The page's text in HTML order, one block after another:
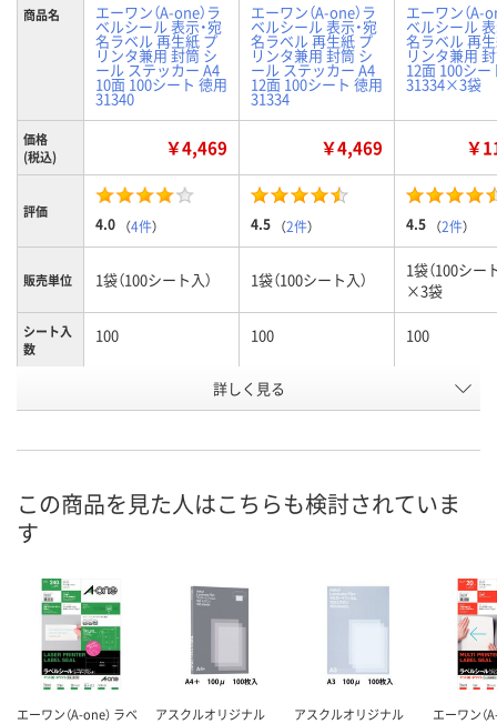
商品名 エーワン（A-one）ラ
ベルシール 表示・宛
名ラベル 再生紙 プ
リンタ兼用 封筒 シ
ール ステッカー A4
10面 100シート 徳用
31340
エーワン（A-one）ラ
ベルシール 表示・宛
名ラベル 再生紙 プ
リンタ兼用 封筒 シ
ール ステッカー A4
12面 100シート 徳用
31334
エーワン（A-
ベルシール 表
名ラベル 再
リンタ兼用
12面 100シー
31334×3袋
価格
(税込)
￥4,469 ￥4,469 ￥
評価
4.0 （4件） 4.5 （2件） 4.5 （2件）
販売単位 1袋（100シート入） 1袋（100シート入）
1袋（100シー
×3袋
シート入
数
100 100 100
イズ
（86.4×50.8mm）
12面
（86.4×42.3mm）
（
お申込番
在庫 あり あり 3点
数量
カゴへ カ
詳しく見る
この商品を見た人はこちらも検討されていま
す
エーワン（A-one） ラベ
アスクルオリジナル
アスクルオリジナル
エーワン（